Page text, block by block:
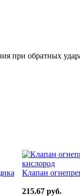
при обратных
Клапан
215.67 руб.